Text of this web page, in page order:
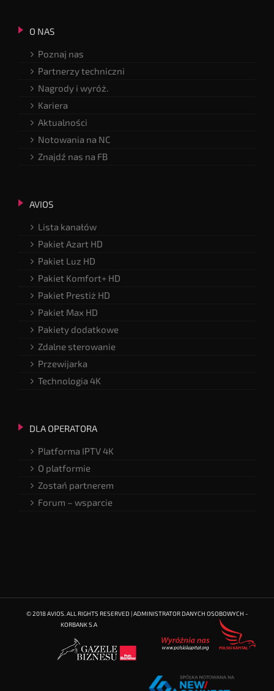
O NAS
Poznaj nas
Partnerzy techniczni
Nagrody i wyróż.
Kariera
Aktualności
Notowania na NC
Znajdź nas na FB
AVIOS
Lista kanałów
Pakiet Azart HD
Pakiet Luz HD
Pakiet Komfort+ HD
Pakiet Prestiż HD
Pakiet Max HD
Pakiety dodatkowe
Zdalne sterowanie
Przewijarka
Technologia 4K
DLA OPERATORA
Platforma IPTV 4K
O platformie
Zostań partnerem
Forum – wsparcie
© 2018 AVIOS. ALL RIGHTS RESERVED | ADMINISTRATOR DANYCH OSOBOWYCH -
KORBANK S.A